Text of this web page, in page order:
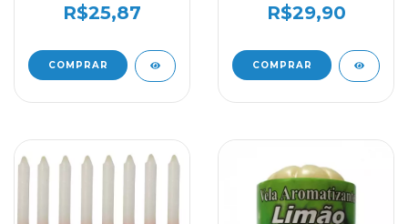
R$25,87
Amarelo
R$29,90